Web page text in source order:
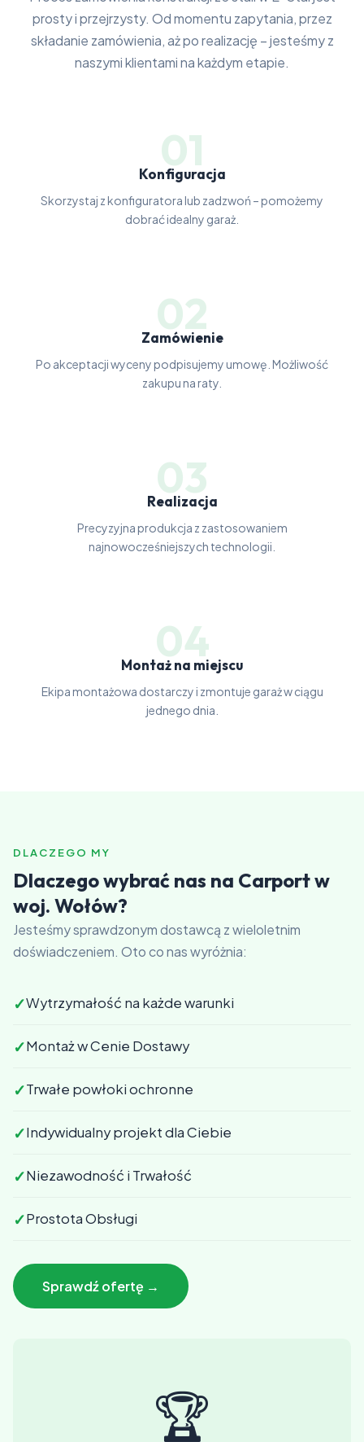
prosty i przejrzysty. Od momentu zapytania, przez
składanie zamówienia, aż po realizację – jesteśmy z
naszymi klientami na każdym etapie.
01
Konfiguracja
Skorzystaj z konfiguratora lub zadzwoń – pomożemy
dobrać idealny garaż.
02
Zamówienie
Po akceptacji wyceny podpisujemy umowę. Możliwość
zakupu na raty.
03
Realizacja
Precyzyjna produkcja z zastosowaniem
najnowocześniejszych technologii.
04
Montaż na miejscu
Ekipa montażowa dostarczy i zmontuje garaż w ciągu
jednego dnia.
DLACZEGO MY
Dlaczego wybrać nas na Carport w
woj. Wołów?
Jesteśmy sprawdzonym dostawcą z wieloletnim
doświadczeniem. Oto co nas wyróżnia:
✓Wytrzymałość na każde warunki
✓Montaż w Cenie Dostawy
✓Trwałe powłoki ochronne
✓Indywidualny projekt dla Ciebie
✓Niezawodność i Trwałość
✓Prostota Obsługi
Sprawdź ofertę →
🏆